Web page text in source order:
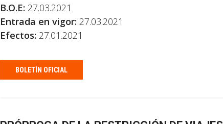
B.O.E: 27.03.2021
Entrada en vigor: 27.03.2021
Efectos: 27.01.2021
BOLETÍN OFICIAL